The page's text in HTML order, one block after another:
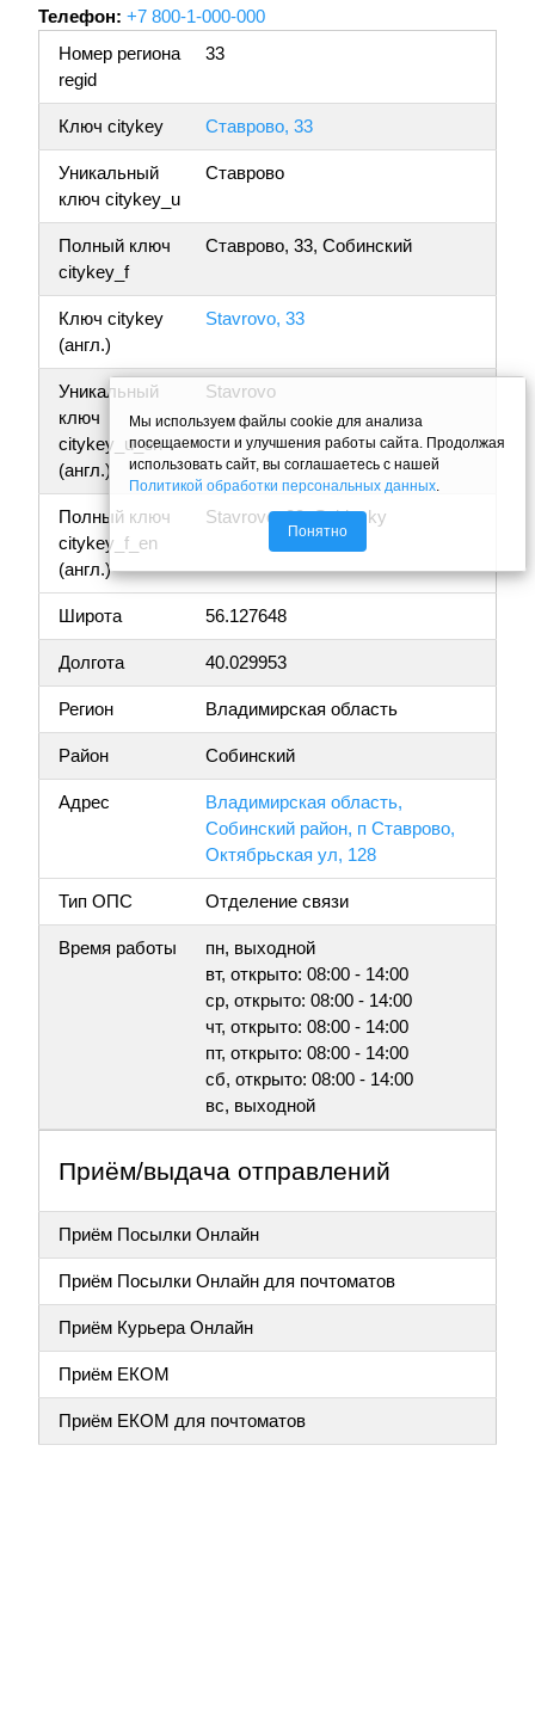
Телефон: +7 800-1-000-000
Номер региона
regid
33
Ключ citykey Ставрово, 33
Уникальный
ключ citykey_u
Ставрово
Полный ключ
citykey_f
Ставрово, 33, Собинский
Ключ citykey
(англ.)
Stavrovo, 33
Уникальный
ключ
citykey_u_en
(англ.)
Stavrovo
Полный ключ
citykey_f_en
(англ.)
Stavrovo, 33, Sobinsky
Широта 56.127648
Долгота 40.029953
Регион Владимирская область
Район Собинский
Адрес
Владимирская область,
Собинский район, п Ставрово,
Октябрьская ул, 128
Тип ОПС Отделение связи
Время работы
пн, выходной
вт, открыто: 08:00 - 14:00
ср, открыто: 08:00 - 14:00
чт, открыто: 08:00 - 14:00
пт, открыто: 08:00 - 14:00
сб, открыто: 08:00 - 14:00
вс, выходной
Приём/выдача отправлений
Приём Посылки Онлайн
Приём Посылки Онлайн для почтоматов
Приём Курьера Онлайн
Приём ЕКОМ
Приём ЕКОМ для почтоматов
Мы используем файлы cookie для анализа
посещаемости и улучшения работы сайта. Продолжая
использовать сайт, вы соглашаетесь с нашей
Политикой обработки персональных данных.
Понятно